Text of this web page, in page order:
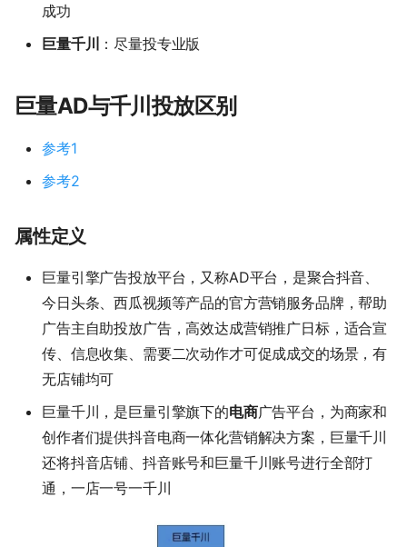
成功
巨量千川 ：尽量投专业版
巨量AD与千川投放区别
参考1
参考2
属性定义
巨量引擎广告投放平台，又称AD平台，是聚合抖音、
今日头条、西瓜视频等产品的官方营销服务品牌，帮助
广告主自助投放广告，高效达成营销推广日标，适合宣
传、信息收集、需要二次动作才可促成成交的场景，有
无店铺均可
巨量千川，是巨量引擎旗下的电商广告平台，为商家和
创作者们提供抖音电商一体化营销解决方案，巨量千川
还将抖音店铺、抖音账号和巨量千川账号进行全部打
通，一店一号一千川